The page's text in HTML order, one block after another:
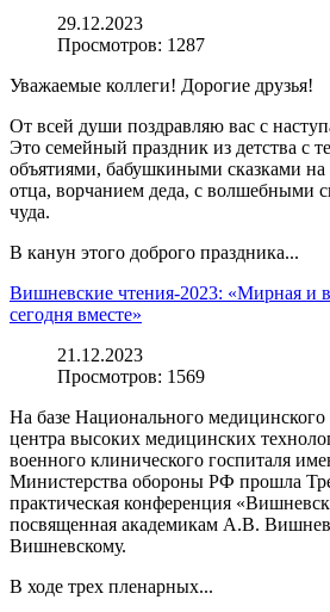
29.12.2023
Просмотров: 1287
Уважаемые коллеги! Дорогие друзья!
От всей души поздравляю вас с
Это семейный праздник из детства с
объятиями, бабушкиными сказками на
отца, ворчанием деда, с волшебными
чуда.
В канун этого доброго праздника...
Вишневские чтения-2023: «Мирная и
сегодня вместе»
21.12.2023
Просмотров: 1569
На базе Национального медицинского
центра высоких медицинских
военного клинического госпиталя
Министерства обороны РФ прошла
практическая конференция
посвященная академикам А.В.
Вишневскому.
В ходе трех пленарных...